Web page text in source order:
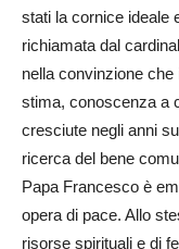
stati la cornice ideale
richiamata dal
nella convinzione
stima, conoscenza a
cresciute negli anni
ricerca del bene
Papa Francesco è
opera di pace. Allo
risorse spirituali e di